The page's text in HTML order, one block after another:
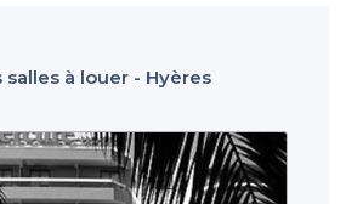
à louer - Hyères